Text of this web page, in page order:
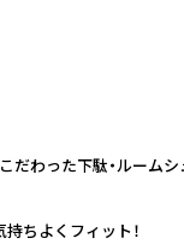
だわった下駄・ルーム
ちよくフィット！